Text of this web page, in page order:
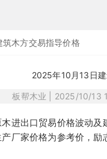
木方交易指导价格
2025年10月13日
板帮木业 | 2025/10/13
进出口贸易价格波动
厂家价格为参考价，